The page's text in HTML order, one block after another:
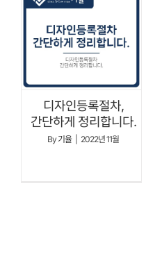
디자인등록절차,
간단하게 정리합니다.
By기율 2022년 11월